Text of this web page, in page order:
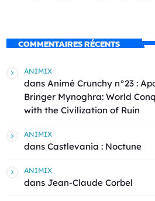
COMMENTAIRES RÉCENTS
ANIMIX
dans Animé Crunchy n°23 :
Bringer Mynoghra: World
with the Civilization of Ruin
ANIMIX
dans Castlevania : Noctune
ANIMIX
dans Jean-Claude Corbel